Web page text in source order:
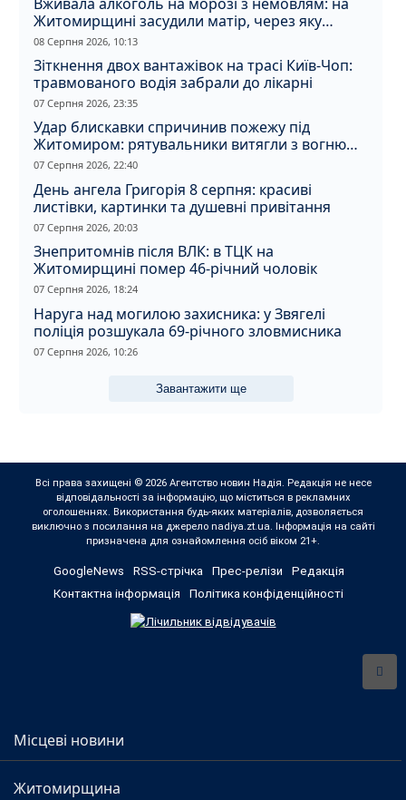
Житомирщині засудили матір, через яку
дитина отримала обмороження
08 Серпня 2026, 10:13
Зіткнення двох вантажівок на трасі Київ-Чоп:
травмованого водія забрали до лікарні
07 Серпня 2026, 23:35
Удар блискавки спричинив пожежу під
Житомиром: рятувальники витягли з вогню
кота
07 Серпня 2026, 22:40
День ангела Григорія 8 серпня: красиві
листівки, картинки та душевні привітання
07 Серпня 2026, 20:03
Знепритомнів після ВЛК: в ТЦК на
Житомирщині помер 46-річний чоловік
07 Серпня 2026, 18:24
Наруга над могилою захисника: у Звягелі
поліція розшукала 69-річного зловмисника
07 Серпня 2026, 10:26
Завантажити ще
Всі права захищені © 2026 Агентство новин Надія. Редакція не несе
відповідальності за інформацію, що міститься в рекламних
оголошеннях. Використання будь-яких матеріалів, дозволяється
виключно з посилання на джерело nadiya.zt.ua. Інформація на сайті
призначена для ознайомлення осіб віком 21+.
GoogleNews RSS-стрічка Прес-релізи
Редакція
Контактна інформація
Політика конфіденційності
Місцеві новини
Житомирщина